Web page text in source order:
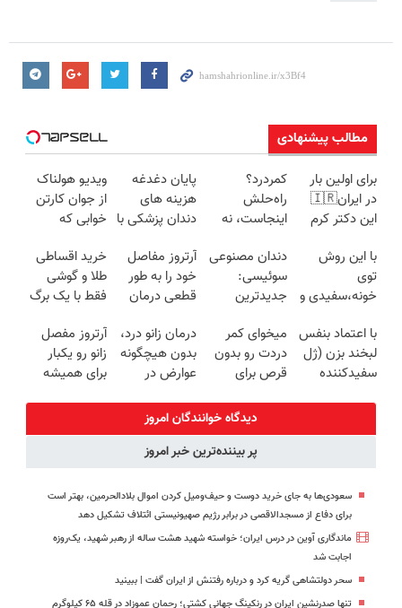
مطالب پیشنهادی
برای اولین بار
در ایران🇮🇷
این دکتر کرم
روزه ساخت!
کمردرد؟
راه‌حلش
اینجاست، نه
پایان دغدغه
هزینه های
دندان پزشکی با
کننده خانگی
ویدیو هولناک
از جوان کارتن
خوابی که
آموزش رایگان
با این روش
توی
خونه،سفیدی و
برگردون
(40%off)
دندان مصنوعی
سوئیسی:
جدیدترین
سبک و مقاوم |
پرداخت قسطی
آرتروز مفاصل
خود را به طور
قطعی درمان
◗پرسش‌نامه◖
خرید اقساطی
طلا و گوشی
فقط با یک برگ
با اعتماد بنفس
لبخند بزن (ژل
سفیدکننده
میخوای کمر
دردت رو بدون
قرص برای
(◂پرسش‌نامه
رو پر کن)
درمان زانو درد،
بدون هیچگونه
عوارض در
(◂پرسش‌نامه)
آرتروز مفصل
زانو رو یکبار
برای همیشه
دیدگاه خوانندگان امروز
پر بیننده‌ترین خبر امروز
سعودی‌ها به جای خرید دوست و حیف‌ومیل کردن اموال بلادالحرمین، بهتر است
برای دفاع از مسجدالاقصی در برابر رژیم صهیونیستی ائتلاف تشکیل دهد
ماندگاری آوین در درس ایران؛ خواسته شهید هشت ساله از رهبر شهید، یک‌روزه
اجابت شد
سحر دولتشاهی گریه کرد و درباره رفتنش از ایران گفت | ببینید
تنها صدرنشین ایران در رنکینگ جهانی کشتی؛ رحمان عموزاد در قله ۶۵ کیلوگرم